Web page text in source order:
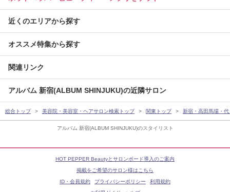
アルバム 新宿(ALBUM SHINJUKU)のスタイリスト
近くのエリアから探す
オススメ特集から探す
関連リンク
アルバム 新宿(ALBUM SHINJUKU)の近隣サロン
総合トップ 美容院・美容室・ヘアサロン検索トップ 関東トップ 新宿・高田馬場・
HOT PEPPER Beautyとサロンボード導入のご案内
掲載をご希望のサロン様はこちら
ID・会員規約
プライバシーポリシー
利用規約